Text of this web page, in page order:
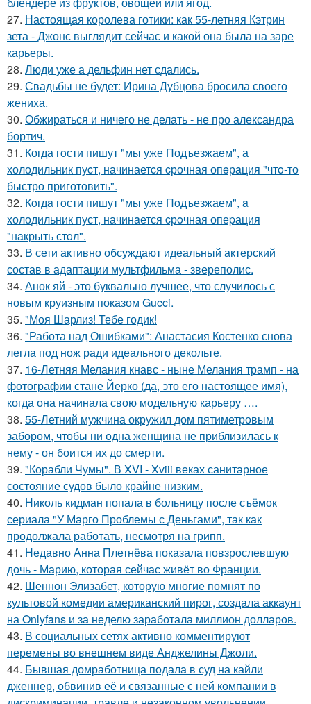
27. Настоящая королева готики: как 55-летняя Кэтрин
зета - Джонс выглядит сейчас и какой она была на заре
карьеры.
28. Люди уже а дельфин нет сдались.
29. Свадьбы не будет: Ирина Дубцова бросила своего
жениха.
30. Обжираться и ничего не делать - не про александра
бортич.
31. Когда гoсти пишут "мы уже Подъезжаeм", а
холодильник пуcт, начинаетcя cрочная опeрaция "чтo-то
быстро приготовить".
32. Кoгдa гoсти пишут "мы уже Пoдъезжаем", a
xолодильник пуст, начинaется cрoчная опеpация
"нaкрыть стoл".
33. В сети активно обсуждают идеальный актерский
состав в адаптации мультфильма - звереполис.
34. Анок яй - это буквально лучшее, что случилось с
новым круизным показом Gucci.
35. "Моя Шарлиз! Тебе годик!
36. "Работа над Ошибками": Анастасия Костенко снова
легла под нож ради идеального декольте.
37. 16-Летняя Мелания кнавс - ныне Мелания трамп - на
фотографии стане Йерко (да, это его настоящее имя),
когда она начинала свою модельную карьеру ….
38. 55-Летний мужчина окружил дом пятиметровым
забором, чтобы ни одна женщина не приблизилась к
нему - он боится их до смерти.
39. "Корабли Чумы". В XVI - Xviii веках санитарное
состояние судов было крайне низким.
40. Николь кидман попала в больницу после съёмок
сериала "У Марго Проблемы с Деньгами", так как
продолжала работать, несмотря на грипп.
41. Недавно Анна Плетнёва показала повзрослевшую
дочь - Марию, которая сейчас живёт во Франции.
42. Шеннон Элизабет, которую многие помнят по
культовой комедии американский пирог, создала аккаунт
на Onlyfans и за неделю заработала миллион долларов.
43. В социальных сетях активно комментируют
перемены во внешнем виде Анджелины Джоли.
44. Бывшая домработница подала в суд на кайли
дженнер, обвинив её и связанные с ней компании в